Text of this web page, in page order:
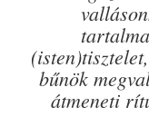
bűnök
átmeneti